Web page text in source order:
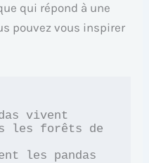
qui répond à une
pouvez vous inspirer
vivent
les forêts de
les pandas